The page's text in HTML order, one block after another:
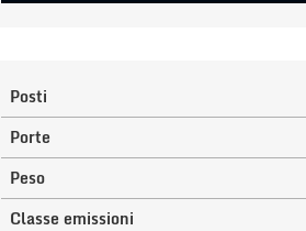
Posti
Porte
Peso
Classe emissioni